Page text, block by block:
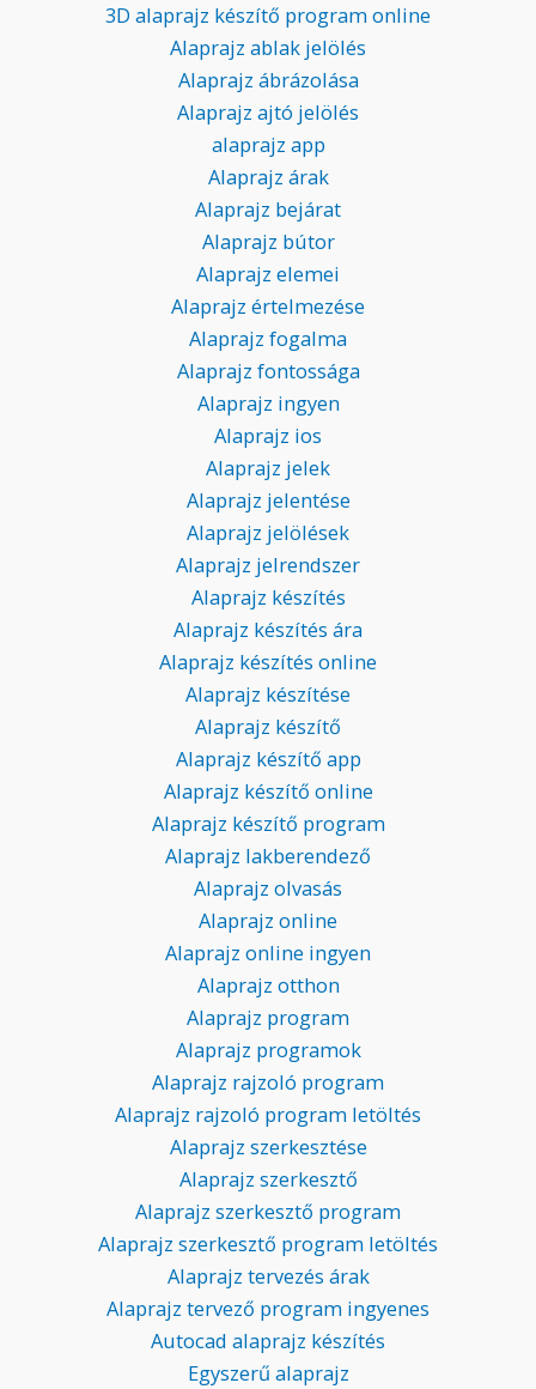
3D alaprajz készítő program online
Alaprajz ablak jelölés
Alaprajz ábrázolása
Alaprajz ajtó jelölés
alaprajz app
Alaprajz árak
Alaprajz bejárat
Alaprajz bútor
Alaprajz elemei
Alaprajz értelmezése
Alaprajz fogalma
Alaprajz fontossága
Alaprajz ingyen
Alaprajz ios
Alaprajz jelek
Alaprajz jelentése
Alaprajz jelölések
Alaprajz jelrendszer
Alaprajz készítés
Alaprajz készítés ára
Alaprajz készítés online
Alaprajz készítése
Alaprajz készítő
Alaprajz készítő app
Alaprajz készítő online
Alaprajz készítő program
Alaprajz lakberendező
Alaprajz olvasás
Alaprajz online
Alaprajz online ingyen
Alaprajz otthon
Alaprajz program
Alaprajz programok
Alaprajz rajzoló program
Alaprajz rajzoló program letöltés
Alaprajz szerkesztése
Alaprajz szerkesztő
Alaprajz szerkesztő program
Alaprajz szerkesztő program letöltés
Alaprajz tervezés árak
Alaprajz tervező program ingyenes
Autocad alaprajz készítés
Egyszerű alaprajz